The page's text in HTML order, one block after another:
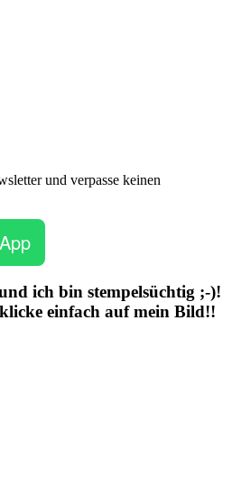
und verpasse keinen
ich bin stempelsüchtig ;-)!
einfach auf mein Bild!!